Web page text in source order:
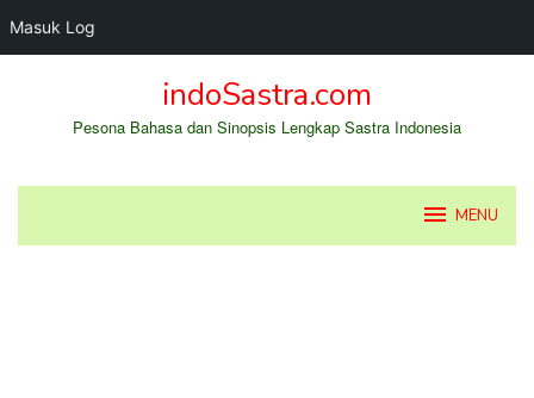
Masuk Log
indoSastra.com
Pesona Bahasa dan Sinopsis Lengkap Sastra Indonesia
MENU